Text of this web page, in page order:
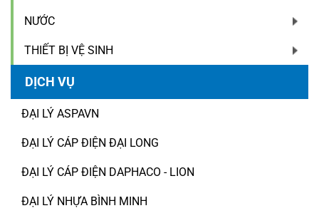
NƯỚC
THIẾT BỊ VỆ SINH
DỊCH VỤ
ĐẠI LÝ ASPAVN
ĐẠI LÝ CÁP ĐIỆN ĐẠI LONG
ĐẠI LÝ CÁP ĐIỆN DAPHACO - LION
ĐẠI LÝ NHỰA BÌNH MINH